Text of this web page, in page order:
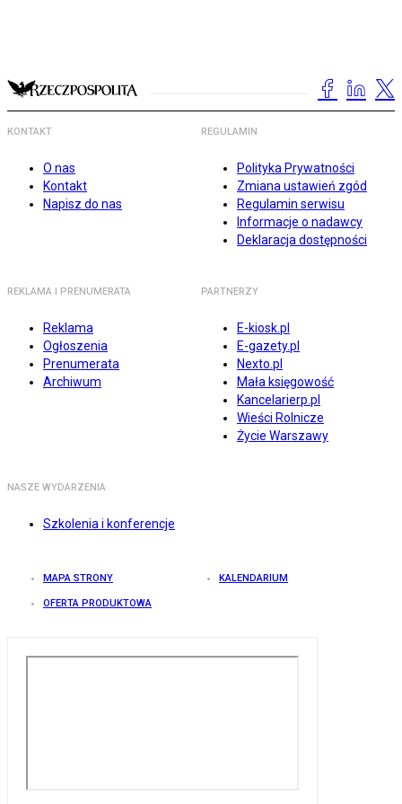
KONTAKT
O nas
Kontakt
Napisz do nas
REGULAMIN
Polityka Prywatności
Zmiana ustawień zgód
Regulamin serwisu
Informacje o nadawcy
Deklaracja dostępności
REKLAMA I PRENUMERATA
Reklama
Ogłoszenia
Prenumerata
Archiwum
PARTNERZY
E-kiosk.pl
E-gazety.pl
Nexto.pl
Mała księgowość
Kancelarierp.pl
Wieści Rolnicze
Życie Warszawy
NASZE WYDARZENIA
Szkolenia i konferencje
MAPA STRONY KALENDARIUM
OFERTA PRODUKTOWA